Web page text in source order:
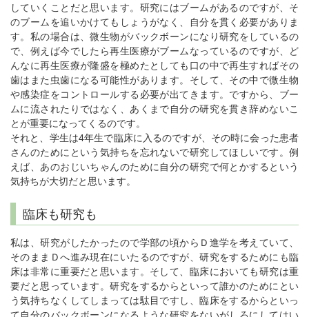
していくことだと思います。研究にはブームがあるのですが、そ
のブームを追いかけてもしょうがなく、自分を貫く必要がありま
す。私の場合は、微生物がバックボーンになり研究をしているの
で、例えば今でしたら再生医療がブームなっているのですが、ど
んなに再生医療が隆盛を極めたとしても口の中で再生すればその
歯はまた虫歯になる可能性があります。そして、その中で微生物
や感染症をコントロールする必要が出てきます。ですから、ブー
ムに流されたりではなく、あくまで自分の研究を貫き辞めないこ
とが重要になってくるのです。
それと、学生は4年生で臨床に入るのですが、その時に会った患者
さんのためにという気持ちを忘れないで研究してほしいです。例
えば、あのおじいちゃんのために自分の研究で何とかするという
気持ちが大切だと思います。
臨床も研究も
私は、研究がしたかったので学部の頃からＤ進学を考えていて、
そのままＤへ進み現在にいたるのですが、研究をするためにも臨
床は非常に重要だと思います。そして、臨床においても研究は重
要だと思っています。研究をするからといって誰かのためにとい
う気持ちなくしてしまっては駄目ですし、臨床をするからといっ